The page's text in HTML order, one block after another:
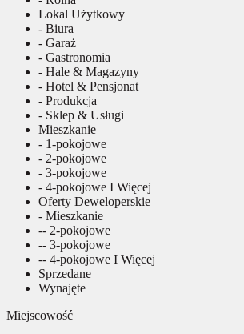
Lokal Użytkowy
- Biura
- Garaż
- Gastronomia
- Hale & Magazyny
- Hotel & Pensjonat
- Produkcja
- Sklep & Usługi
Mieszkanie
- 1-pokojowe
- 2-pokojowe
- 3-pokojowe
- 4-pokojowe I Więcej
Oferty Deweloperskie
- Mieszkanie
-- 2-pokojowe
-- 3-pokojowe
-- 4-pokojowe I Więcej
Sprzedane
Wynajęte
Miejscowość